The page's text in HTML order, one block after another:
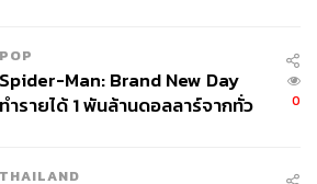
POP
Spider-Man: Brand New Day
ทำรายได้ 1 พันล้านดอลลาร์จากทั่ว
0
THAILAND